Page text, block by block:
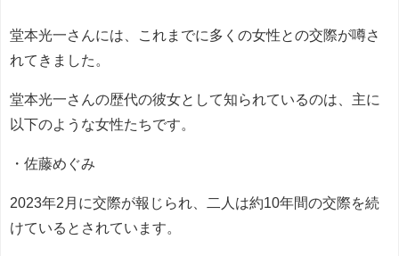
堂本光一さんには、これまでに多くの女性との交際が噂さ
れてきました。
堂本光一さんの歴代の彼女として知られているのは、主に
以下のような女性たちです。
・佐藤めぐみ
2023年2月に交際が報じられ、二人は約10年間の交際を続
けているとされています。